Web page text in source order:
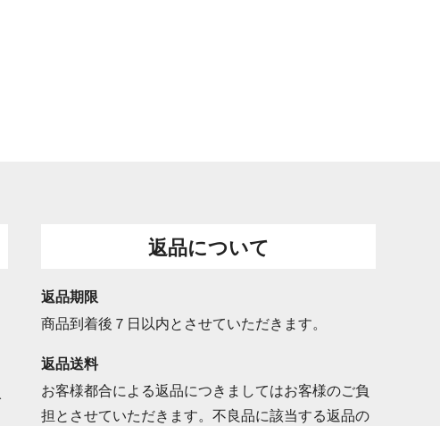
返品について
返品期限
商品到着後７日以内とさせていただきます。
返品送料
お客様都合による返品につきましてはお客様のご負
担とさせていただきます。不良品に該当する返品の